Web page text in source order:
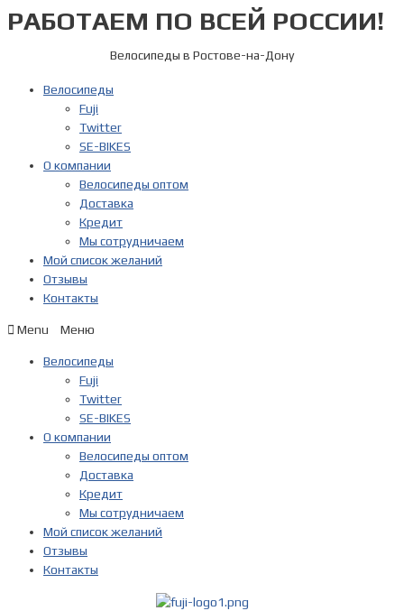
Перейти
кРАБОТАЕМ ПО ВСЕЙ РОССИИ!
Велосипеды в Ростове-на-Дону
Велосипеды
Fuji
Twitter
SE-BIKES
О компании
Велосипеды оптом
Доставка
Кредит
Мы сотрудничаем
Мой список желаний
Отзывы
Контакты
Menu
Велосипеды
Fuji
Twitter
SE-BIKES
О компании
Велосипеды оптом
Доставка
Кредит
Мы сотрудничаем
Мой список желаний
Отзывы
Контакты